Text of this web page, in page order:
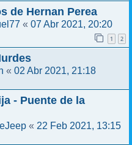
de Hernan Perea
« 07 Abr 2021, 20:20
1 2
« 02 Abr 2021, 21:18
- Puente de la
« 22 Feb 2021, 13:15